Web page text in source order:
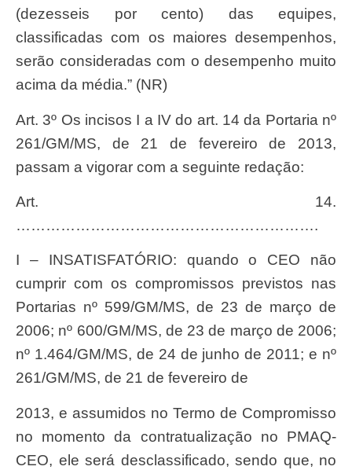
(dezesseis por cento) das equipes,
classificadas com os maiores desempenhos,
serão consideradas com o desempenho muito
acima da média.” (NR)
Art. 3º Os incisos I a IV do art. 14 da Portaria nº
261/GM/MS, de 21 de fevereiro de 2013,
passam a vigorar com a seguinte redação:
Art. 14.
…………………………………………………….
I – INSATISFATÓRIO: quando o CEO não
cumprir com os compromissos previstos nas
Portarias nº 599/GM/MS, de 23 de março de
2006; nº 600/GM/MS, de 23 de março de 2006;
nº 1.464/GM/MS, de 24 de junho de 2011; e nº
261/GM/MS, de 21 de fevereiro de
2013, e assumidos no Termo de Compromisso
no momento da contratualização no PMAQ-
CEO, ele será desclassificado, sendo que, no